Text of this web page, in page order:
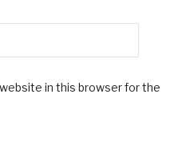
in this browser for the